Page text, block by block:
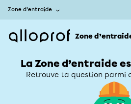
Zone d’entraide
Zone
La Zone d’entraide
Retrouve ta question parmi